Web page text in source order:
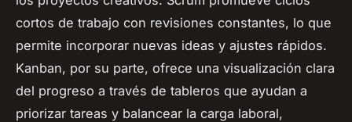
cortos de trabajo con revisiones constantes, lo que
permite incorporar nuevas ideas y ajustes rápidos.
Kanban, por su parte, ofrece una visualización clara
del progreso a través de tableros que ayudan a
priorizar tareas y balancear la carga laboral,